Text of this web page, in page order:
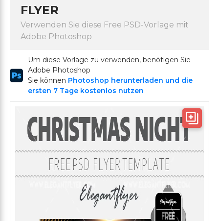
FLYER
Verwenden Sie diese Free PSD-Vorlage mit
Adobe Photoshop
Um diese Vorlage zu verwenden, benötigen Sie
Adobe Photoshop
Sie können Photoshop herunterladen und die
ersten 7 Tage kostenlos nutzen